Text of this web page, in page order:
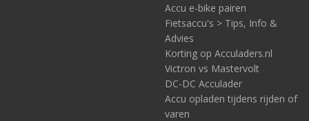
Accu e-bike pairen
Fietsaccu's > Tips, Info &
Advies
Korting op Acculaders.nl
Victron vs Mastervolt
DC-DC Acculader
Accu opladen tijdens rijden of
varen